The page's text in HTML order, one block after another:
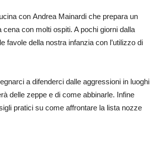
con Andrea Mainardi che prepara un
cena con molti ospiti. A pochi giorni dalla
favole della nostra infanzia con l’utilizzo di
a difenderci dalle aggressioni in luoghi
delle zeppe e di come abbinarle. Infine
pratici su come affrontare la lista nozze